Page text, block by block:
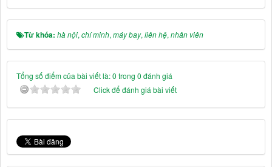
Từ khóa: hà nội, chí minh, máy bay, liên hệ, nhân viên
Tổng số điểm của bài viết là: 0 trong 0 đánh giá
Click để đánh giá bài viết